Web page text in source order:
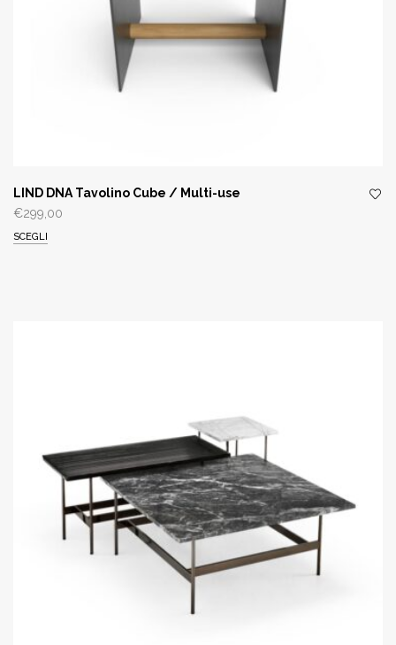
LIND DNA Tavolino Cube / Multi-use
€299,00
SCEGLI